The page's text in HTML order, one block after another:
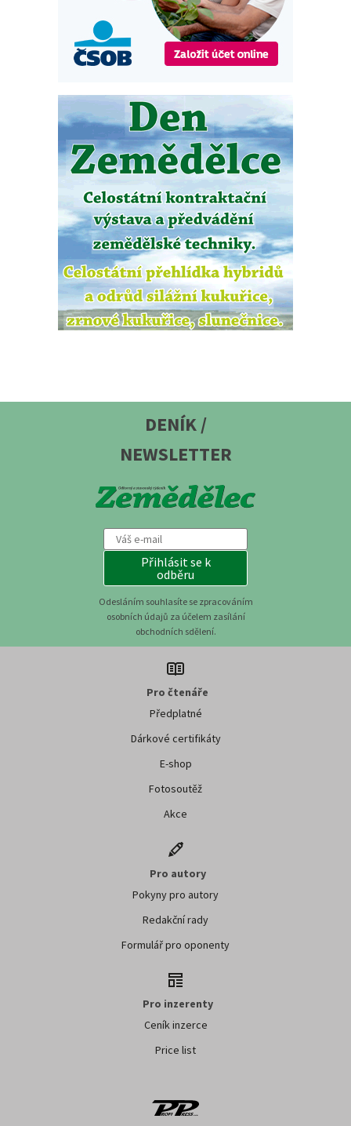
DENÍK /
NEWSLETTER
Přihlásit se k
odběru
Odesláním souhlasíte se zpracováním
osobních údajů za účelem zasílání
obchodních sdělení.
Pro čtenáře
Předplatné
Dárkové certifikáty
E-shop
Fotosoutěž
Akce
Pro autory
Pokyny pro autory
Redakční rady
Formulář pro oponenty
Pro inzerenty
Ceník inzerce
Price list